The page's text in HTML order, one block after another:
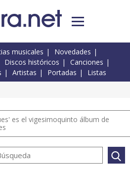
musicales
Novedades
Discos históricos
Canciones
Artistas Portadas Listas
es el vigesimoquinto álbum de